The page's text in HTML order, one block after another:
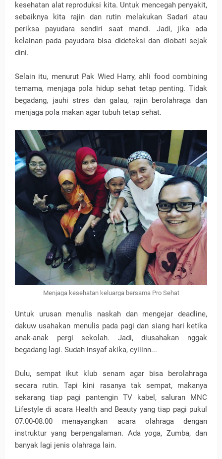
kesehatan alat reproduksi kita. Untuk mencegah penyakit,
sebaiknya kita rajin dan rutin melakukan Sadari atau
periksa payudara sendiri saat mandi. Jadi, jika ada
kelainan pada payudara bisa dideteksi dan diobati sejak
dini.
Selain itu, menurut Pak Wied Harry, ahli food combining
ternama, menjaga pola hidup sehat tetap penting. Tidak
begadang, jauhi stres dan galau, rajin berolahraga dan
menjaga pola makan agar tubuh tetap sehat.
Menjaga kesehatan keluarga bersama Pro Sehat
Untuk urusan menulis naskah dan mengejar deadline,
dakuw usahakan menulis pada pagi dan siang hari ketika
anak-anak pergi sekolah. Jadi, diusahakan nggak
begadang lagi. Sudah insyaf akika, cyiiinn...
Dulu, sempat ikut klub senam agar bisa berolahraga
secara rutin. Tapi kini rasanya tak sempat, makanya
sekarang tiap pagi pantengin TV kabel, saluran MNC
Lifestyle di acara Health and Beauty yang tiap pagi pukul
07.00-08.00 menayangkan acara olahraga dengan
instruktur yang berpengalaman. Ada yoga, Zumba, dan
banyak lagi jenis olahraga lain.